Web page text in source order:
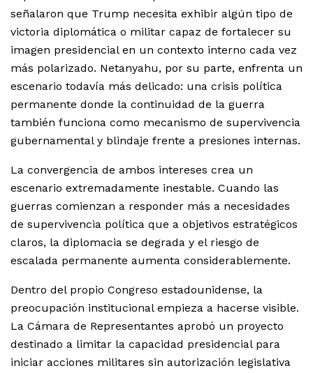
señalaron que Trump necesita exhibir algún tipo de
victoria diplomática o militar capaz de fortalecer su
imagen presidencial en un contexto interno cada vez
más polarizado. Netanyahu, por su parte, enfrenta un
escenario todavía más delicado: una crisis política
permanente donde la continuidad de la guerra
también funciona como mecanismo de supervivencia
gubernamental y blindaje frente a presiones internas.
La convergencia de ambos intereses crea un
escenario extremadamente inestable. Cuando las
guerras comienzan a responder más a necesidades
de supervivencia política que a objetivos estratégicos
claros, la diplomacia se degrada y el riesgo de
escalada permanente aumenta considerablemente.
Dentro del propio Congreso estadounidense, la
preocupación institucional empieza a hacerse visible.
La Cámara de Representantes aprobó un proyecto
destinado a limitar la capacidad presidencial para
iniciar acciones militares sin autorización legislativa